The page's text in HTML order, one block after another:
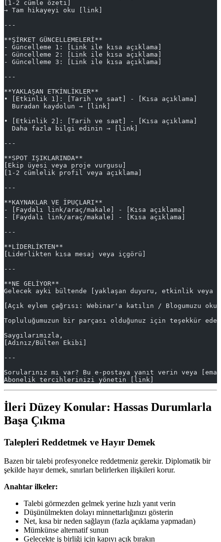
[1-2 cümle özeti]
→ Tam hikayeyi oku [link]
---
**ŞİRKET GÜNCELLEMELERİ**
- Güncelleme 1: [Link ile kısa açıklama]
- Güncelleme 2: [Link ile kısa açıklama]
- Güncelleme 3: [Link ile kısa açıklama]
---
**YAKLAŞAN ETKİNLİKLER**
• [Etkinlik 1]: [Tarih ve saat] - [Kısa açıklama]
  Buradan kaydolun → [link]
• [Etkinlik 2]: [Tarih ve saat] - [Kısa açıklama]
  Daha fazla bilgi edinin → [link]
---
**SPOT IŞIKLARINDA**
[Ekip üyesi veya proje vurgusu]
[1-2 cümlelik profil veya açıklama]
---
**KAYNAKLAR VE İPUÇLARI**
- [Faydalı link/araç/makale] - [Kısa açıklama]
- [Faydalı link/araç/makale] - [Kısa açıklama]
---
**LİDERLİKTEN**
[Liderlikten kısa mesaj veya içgörü]
---
**NE GELİYOR**
Gelecek ayki bültende [yaklaşan duyuru, etkinlik veya
[Açık eylem çağrısı: Webinar'a katılın / Blogumuzu
Topluluğumuzun bir parçası olduğunuz için teşekkür
Saygılarımızla,
[Adınız/Bülten Ekibi]
---
Sorularınız mı var? Bu e-postaya yanıt verin veya
Abonelik tercihlerinizi yönetin [link]
İleri Düzey Konular: Hassas Durumlarla
Başa Çıkma
Talepleri Reddetmek ve Hayır Demek
Bazen bir talebi profesyonelce reddetmeniz gerekir. Diplomatik bir
şekilde hayır demek, sınırları belirlerken ilişkileri korur.
Anahtar ilkeler:
Talebi görmezden gelmek yerine hızlı yanıt verin
Düşünülmekten dolayı minnettarlığınızı gösterin
Net, kısa bir neden sağlayın (fazla açıklama yapmadan)
Mümkünse alternatif sunun
Gelecekte iş birliği için kapıyı açık bırakın